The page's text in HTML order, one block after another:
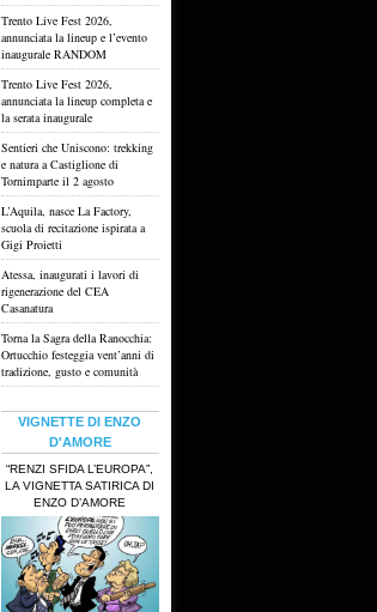
Trento Live Fest 2026,
annunciata la lineup e l’evento
inaugurale RANDOM
Trento Live Fest 2026,
annunciata la lineup completa e
la serata inaugurale
Sentieri che Uniscono: trekking
e natura a Castiglione di
Tornimparte il 2 agosto
L’Aquila, nasce La Factory,
scuola di recitazione ispirata a
Gigi Proietti
Atessa, inaugurati i lavori di
rigenerazione del CEA
Casanatura
Torna la Sagra della Ranocchia:
Ortucchio festeggia vent’anni di
tradizione, gusto e comunità
VIGNETTE DI ENZO
D'AMORE
“RENZI SFIDA L’EUROPA”,
LA VIGNETTA SATIRICA DI
ENZO D’AMORE